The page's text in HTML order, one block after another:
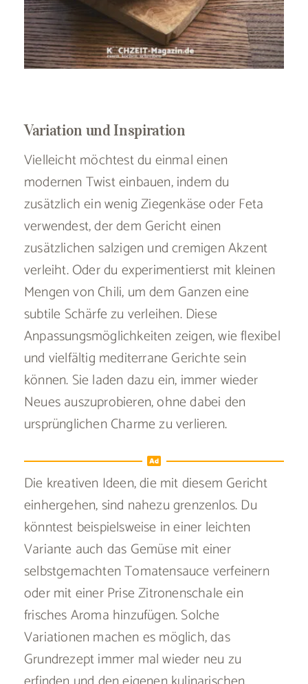
Variation und Inspiration
Vielleicht möchtest du einmal einen
modernen Twist einbauen, indem du
zusätzlich ein wenig Ziegenkäse oder Feta
verwendest, der dem Gericht einen
zusätzlichen salzigen und cremigen Akzent
verleiht. Oder du experimentierst mit kleinen
Mengen von Chili, um dem Ganzen eine
subtile Schärfe zu verleihen. Diese
Anpassungsmöglichkeiten zeigen, wie flexibel
und vielfältig mediterrane Gerichte sein
können. Sie laden dazu ein, immer wieder
Neues auszuprobieren, ohne dabei den
ursprünglichen Charme zu verlieren.
Die kreativen Ideen, die mit diesem Gericht
einhergehen, sind nahezu grenzenlos. Du
könntest beispielsweise in einer leichten
Variante auch das Gemüse mit einer
selbstgemachten Tomatensauce verfeinern
oder mit einer Prise Zitronenschale ein
frisches Aroma hinzufügen. Solche
Variationen machen es möglich, das
Grundrezept immer mal wieder neu zu